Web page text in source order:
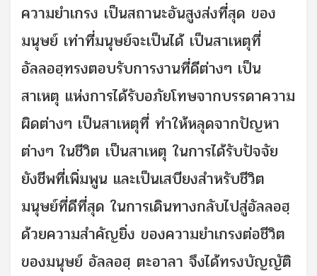
ความยำเกรง เป็นสถานะอันสูงส่งที่สุด ของ
มนุษย์ เท่าที่มนุษย์จะเป็นได้ เป็นสาเหตุที่
อัลลอฮฺทรงตอบรับการงานที่ดีต่างๆ เป็น
สาเหตุ แห่งการได้รับอภัยโทษจากบรรดาความ
ผิดต่างๆ เป็นสาเหตุที่ ทำให้หลุดจากปัญหา
ต่างๆ ในชีวิต เป็นสาเหตุ ในการได้รับปัจจัย
ยังชีพที่เพิ่มพูน และเป็นเสบียงสำหรับชีวิต
มนุษย์ที่ดีที่สุด ในการเดินทางกลับไปสู่อัลลอฮฺ
ด้วยความสำคัญยิ่ง ของความยำเกรงต่อชีวิต
ของมนุษย์ อัลลอฮฺ ตะอาลา จึงได้ทรงบัญญัติ